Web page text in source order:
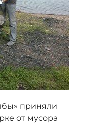
приняли
от мусора